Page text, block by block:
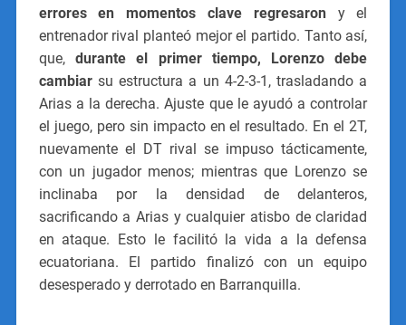
errores en momentos clave regresarony el
entrenador rival planteó mejor el partido. Tanto así,
que, durante el primer tiempo, Lorenzo debe
cambiarsu estructura a un 4-2-3-1, trasladando a
Arias a la derecha. Ajuste que le ayudó a controlar
el juego, pero sin impacto en el resultado. En el 2T,
nuevamente el DT rival se impuso tácticamente,
con un jugador menos; mientras que Lorenzo se
inclinaba por la densidad de delanteros,
sacrificando a Arias y cualquier atisbo de claridad
en ataque. Esto le facilitó la vida a la defensa
ecuatoriana. El partido finalizó con un equipo
desesperado y derrotado en Barranquilla.